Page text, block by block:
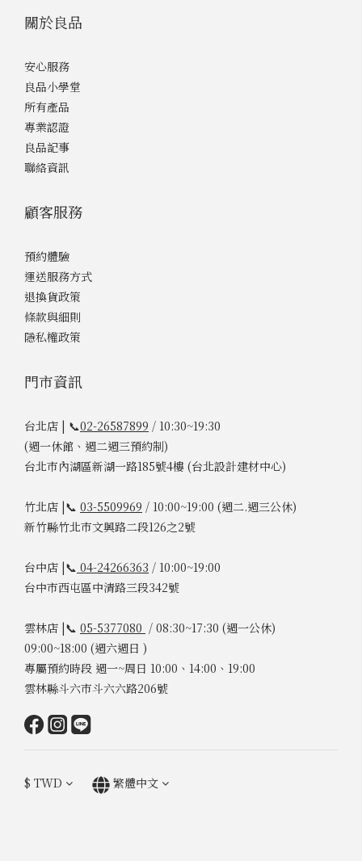
關於良品
安心服務
良品小學堂
所有產品
專業認證
良品記事
聯絡資訊
顧客服務
預約體驗
運送服務方式
退換貨政策
條款與細則
隱私權政策
門市資訊
台北店 | 📞02-26587899 / 10:30~19:30
(週一休館、週二週三預約制)
台北市內湖區新湖一路185號4樓 (台北設計建材中心)
竹北店 |📞 03-5509969 / 10:00~19:00 (週二.週三公休)
新竹縣竹北市文興路二段126之2號
台中店 |📞 04-24266363 / 10:00~19:00
台中市西屯區中清路三段342號
雲林店 |📞 05-5377080 / 08:30~17:30 (週一公休)
09:00~18:00 (週六週日 )
專屬預約時段 週一~周日 10:00、14:00、19:00
雲林縣斗六市斗六六路206號
$ TWD 繁體中文